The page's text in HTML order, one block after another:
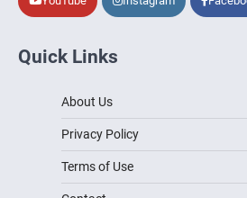
Quick Links
About Us
Privacy Policy
Terms of Use